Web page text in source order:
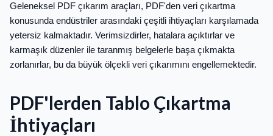
Geleneksel PDF çıkarım araçları, PDF'den veri çıkartma
konusunda endüstriler arasındaki çeşitli ihtiyaçları karşılamada
yetersiz kalmaktadır. Verimsizdirler, hatalara açıktırlar ve
karmaşık düzenler ile taranmış belgelerle başa çıkmakta
zorlanırlar, bu da büyük ölçekli veri çıkarımını engellemektedir.
PDF'lerden Tablo Çıkartma
İhtiyaçları